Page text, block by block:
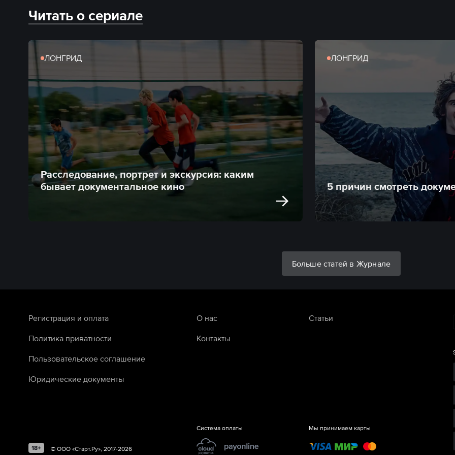
Читать о сериале
ЛОНГРИД
Расследование, портрет и экскурсия: каким
бывает документальное кино
ЛОНГРИД
5 причин смотреть
Больше статей в Журнале
Регистрация и оплата
Политика приватности
Пользовательское соглашение
Юридические документы
© ООО «Старт.Ру», 2017-2026
О нас
Контакты
Система оплаты
Статьи
Мы принимаем карты